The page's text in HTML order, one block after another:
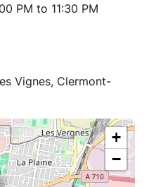
PM to 11:30 PM
Vignes, Clermont-
+
−